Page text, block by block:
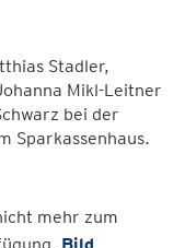
Stadler,
Mikl-Leitner
bei der
Sparkassenhaus.
mehr zum